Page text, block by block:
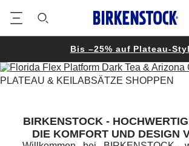
Bis –25% auf Plateau-
PLATEAU & KEILABSÄTZE SHOPPEN
BIRKENSTOCK -
DIE KOMFORT UND DESIGN